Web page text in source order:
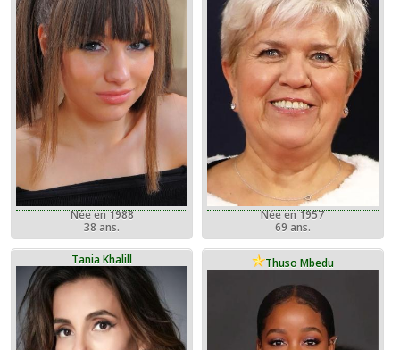
Née en 1988
38 ans.
Née en 1957
69 ans.
Tania Khalill Thuso Mbedu